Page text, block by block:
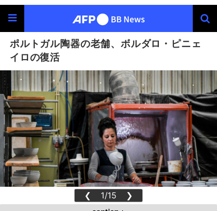
ポルトガル陶器の老舗、ボルダロ・ピニェ
イロの復活
❮ 1/15 ❯